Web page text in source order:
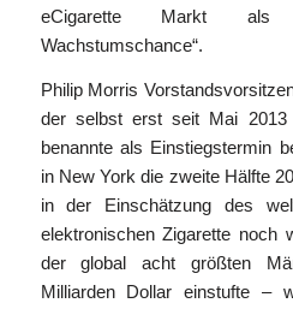
eCigarette Markt als
Wachstumschance“.
Philip Morris
der selbst erst seit Mai 2013
benannte als Einstiegstermin
in New York die zweite Hälfte
in der Einschätzung des
elektronischen Zigarette noch
der global acht größten
Milliarden Dollar einstufte –